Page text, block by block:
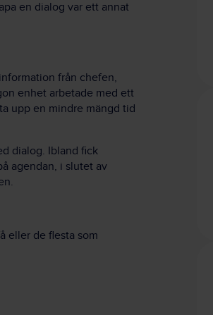
en dialog var ett annat
från chefen,
enhet arbetade med ett
upp en mindre mängd tid
dialog. Ibland fick
agendan, i slutet av
eller de flesta som